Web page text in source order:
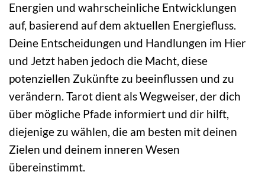
Energien und wahrscheinliche Entwicklungen
auf, basierend auf dem aktuellen Energiefluss.
Deine Entscheidungen und Handlungen im Hier
und Jetzt haben jedoch die Macht, diese
potenziellen Zukünfte zu beeinflussen und zu
verändern. Tarot dient als Wegweiser, der dich
über mögliche Pfade informiert und dir hilft,
diejenige zu wählen, die am besten mit deinen
Zielen und deinem inneren Wesen
übereinstimmt.